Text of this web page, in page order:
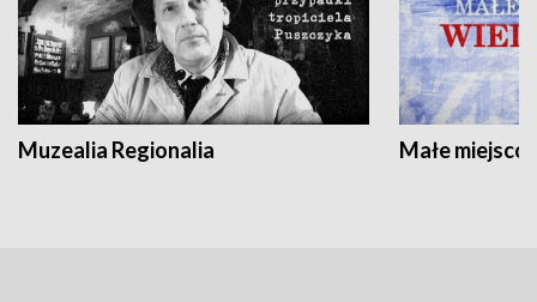
Muzealia Regionalia Małe